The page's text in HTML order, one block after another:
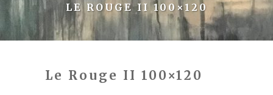
LE ROUGE II 100×120
Le Rouge II 100×120